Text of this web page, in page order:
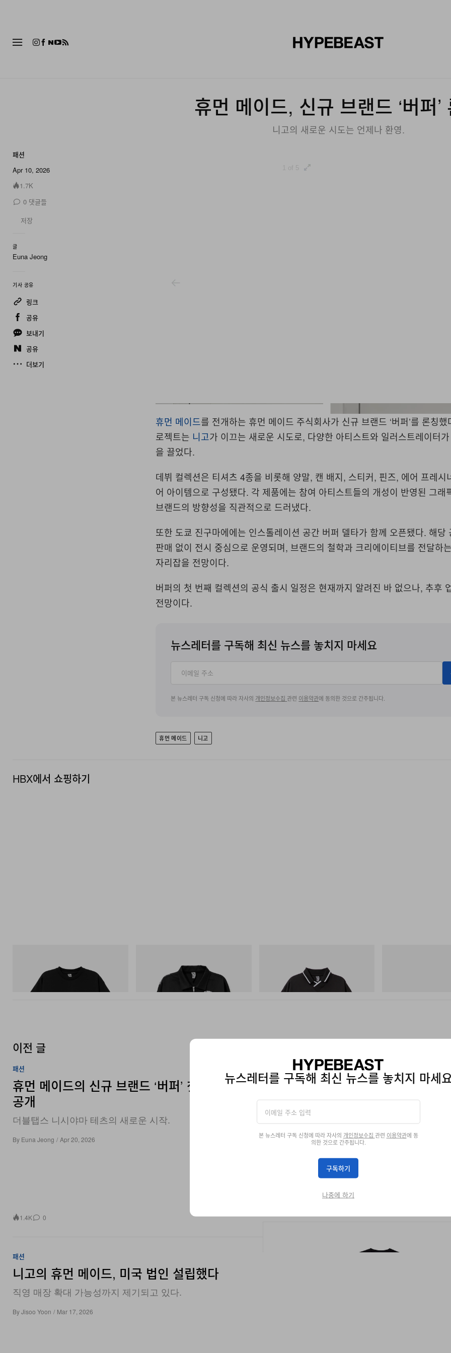
휴먼 메이드, 신규 브랜드 ‘버퍼’
니고의 새로운 시도는 언제나 환영.
패션
Apr 10, 2026
1.7K
0 댓글들
저장
글
Euna Jeong
기사 공유
링크
공유
보내기
공유
더보기
휴먼 메이드를 전개하는 휴먼 메이드 주식회사가 신규 브랜드 ‘버퍼’를 론칭했
로젝트는 니고가 이끄는 새로운 시도로, 다양한 아티스트와 일러스트레이터
을 끌었다.
데뷔 컬렉션은 티셔츠 4종을 비롯해 양말, 캔 배지, 스티커, 핀즈, 에어 프레시
어 아이템으로 구성됐다. 각 제품에는 참여 아티스트들의 개성이 반영된 그래
브랜드의 방향성을 직관적으로 드러냈다.
또한 도쿄 진구마에에는 인스톨레이션 공간 버퍼 델타가 함께 오픈됐다. 해당
판매 없이 전시 중심으로 운영되며, 브랜드의 철학과 크리에이티브를 전달하
자리잡을 전망이다.
버퍼의 첫 번째 컬렉션의 공식 출시 일정은 현재까지 알려진 바 없으나, 추후
전망이다.
뉴스레터를 구독해 최신 뉴스를 놓치지 마세요
본 뉴스레터 구독 신청에 따라 자사의 개인정보수집관련 이용약관에 동의한 것으로 간주됩니다.
휴먼 메이드 니고
HBX에서 쇼핑하기
Billionaire Boys Club X Initial D Cotton T-
쇼핑하기
Billionaire Boys Club X Initial D Cotton
쇼핑하기
이전 글
패션
휴먼 메이드의 신규 브랜드 ‘버퍼’ 첫 딜리버리
공개
더블탭스 니시야마 테츠의 새로운 시작.
By Euna Jeong / Apr 20, 2026
1.4K 0
패션
니고의 휴먼 메이드, 미국 법인 설립했다
직영 매장 확대 가능성까지 제기되고 있다.
ByJisoo Yoon / Mar 17, 2026
뉴스레터를 구독해 최신 뉴스를 놓치지 마세
본 뉴스레터 구독 신청에 따라 자사의 개인정보수집 관련 이용약관에 동
의한 것으로 간주됩니다.
구독하기
나중에 하기